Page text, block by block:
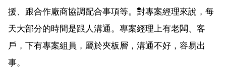
援、跟合作廠商協調配合事項等。對專案經理來說，每
天大部分的時間是跟人溝通。專案經理上有老闆、客
戶，下有專案組員，屬於夾板層，溝通不好，容易出
事。